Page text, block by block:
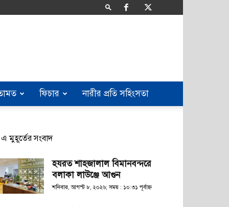
ফিচার নারীর প্রতি সহিংসতা
এ মুহূর্তের সংবাদ
হযরত শাহজালাল বিমানবন্দরে
বলাকা লাউঞ্জে আগুন
শনিবার, আগস্ট ৮, ২০২৬; সময় : ১০:৩১ পূর্বাহ্ণ